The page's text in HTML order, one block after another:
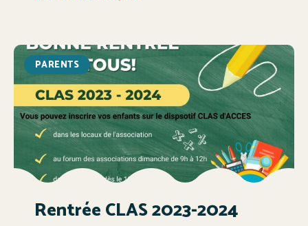
PARENTS
Rentrée CLAS 2023-2024